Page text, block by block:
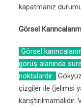
kapatmanız
Görsel
Görsel
görüş alanında
noktalardır.
çizgiler ile (jelimsi